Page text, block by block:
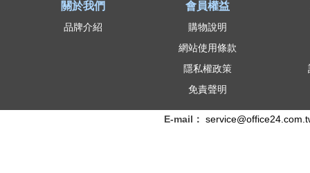
關於我們
品牌介紹
會員權益
購物說明
網站使用條款
隱私權政策
免責聲明
E-mail：